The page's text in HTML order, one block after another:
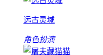
远古灵域
角色扮演